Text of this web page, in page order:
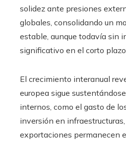
solidez ante presiones
globales, consolidando un
estable, aunque todavía sin
significativo en el corto
El crecimiento interanual
europea sigue
internos, como el gasto de
inversión en
exportaciones permanecen